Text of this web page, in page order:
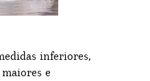
inferiores,
e